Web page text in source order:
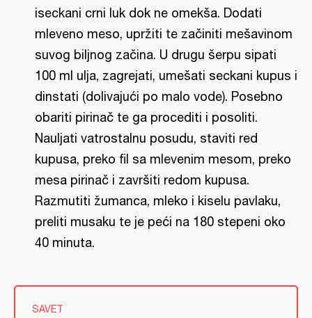
iseckani crni luk dok ne omekša. Dodati
mleveno meso, upržiti te začiniti mešavinom
suvog biljnog začina. U drugu šerpu sipati
100 ml ulja, zagrejati, umešati seckani kupus i
dinstati (dolivajući po malo vode). Posebno
obariti pirinač te ga procediti i posoliti.
Nauljati vatrostalnu posudu, staviti red
kupusa, preko fil sa mlevenim mesom, preko
mesa pirinač i završiti redom kupusa.
Razmutiti žumanca, mleko i kiselu pavlaku,
preliti musaku te je peći na 180 stepeni oko
40 minuta.
SAVET